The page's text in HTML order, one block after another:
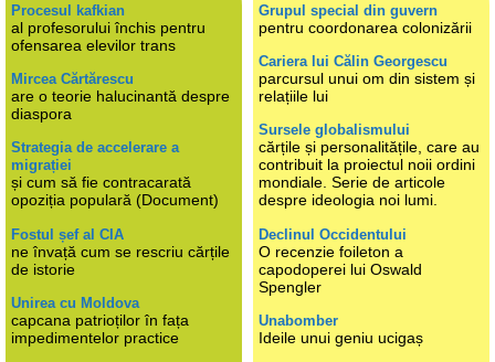
Procesul kafkian
al profesorului închis pentru
ofensarea elevilor trans
Mircea Cărtărescu
are o teorie halucinantă despre
diaspora
Strategia de accelerare a
migrației
și cum să fie contracarată
opoziția populară (Document)
Fostul șef al CIA
ne învață cum se rescriu cărțile
de istorie
Unirea cu Moldova
capcana patrioților în fața
impedimentelor practice
Grupul special din guvern
pentru coordonarea colonizării
Cariera lui Călin Georgescu
parcursul unui om din sistem și
relațiile lui
Sursele globalismului
cărțile și personalitățile, care au
contribuit la proiectul noii ordini
mondiale. Serie de articole
despre ideologia noi lumi.
Declinul Occidentului
O recenzie foileton a
capodoperei lui Oswald
Spengler
Unabomber
Ideile unui geniu ucigaș